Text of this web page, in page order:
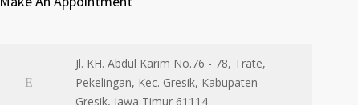
Jl. KH. Abdul Karim No.76 - 78, Trate,
Pekelingan, Kec. Gresik, Kabupaten
Gresik, Jawa Timur 61114